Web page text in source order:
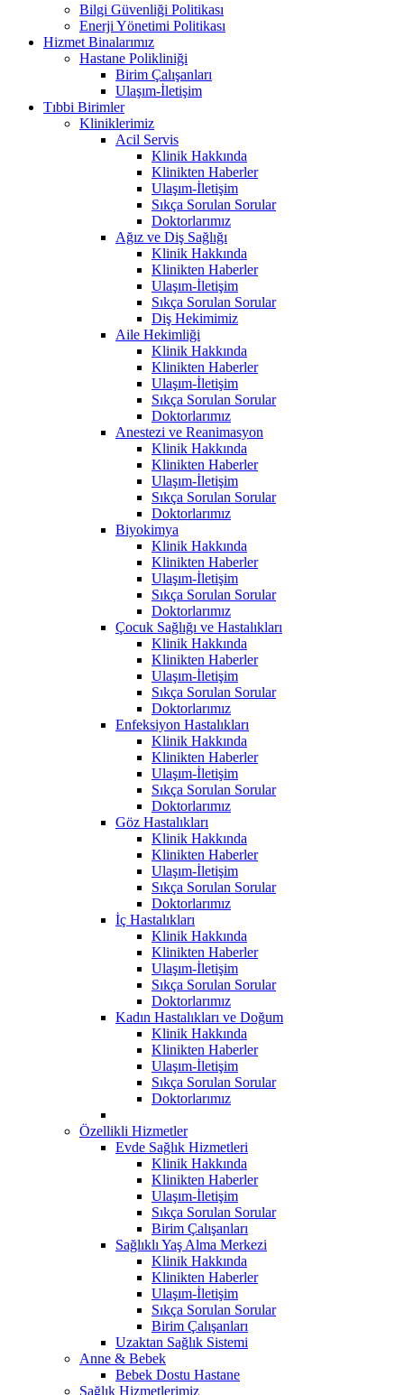
Bilgi Güvenliği Politikası
Enerji Yönetimi Politikası
Hizmet Binalarımız
Hastane Polikliniği
Birim Çalışanları
Ulaşım-İletişim
Tıbbi Birimler
Kliniklerimiz
Acil Servis
Klinik Hakkında
Klinikten Haberler
Ulaşım-İletişim
Sıkça Sorulan Sorular
Doktorlarımız
Ağız ve Diş Sağlığı
Klinik Hakkında
Klinikten Haberler
Ulaşım-İletişim
Sıkça Sorulan Sorular
Diş Hekimimiz
Aile Hekimliği
Klinik Hakkında
Klinikten Haberler
Ulaşım-İletişim
Sıkça Sorulan Sorular
Doktorlarımız
Anestezi ve Reanimasyon
Klinik Hakkında
Klinikten Haberler
Ulaşım-İletişim
Sıkça Sorulan Sorular
Doktorlarımız
Biyokimya
Klinik Hakkında
Klinikten Haberler
Ulaşım-İletişim
Sıkça Sorulan Sorular
Doktorlarımız
Çocuk Sağlığı ve Hastalıkları
Klinik Hakkında
Klinikten Haberler
Ulaşım-İletişim
Sıkça Sorulan Sorular
Doktorlarımız
Enfeksiyon Hastalıkları
Klinik Hakkında
Klinikten Haberler
Ulaşım-İletişim
Sıkça Sorulan Sorular
Doktorlarımız
Göz Hastalıkları
Klinik Hakkında
Klinikten Haberler
Ulaşım-İletişim
Sıkça Sorulan Sorular
Doktorlarımız
İç Hastalıkları
Klinik Hakkında
Klinikten Haberler
Ulaşım-İletişim
Sıkça Sorulan Sorular
Doktorlarımız
Kadın Hastalıkları ve Doğum
Klinik Hakkında
Klinikten Haberler
Ulaşım-İletişim
Sıkça Sorulan Sorular
Doktorlarımız
Özellikli Hizmetler
Evde Sağlık Hizmetleri
Klinik Hakkında
Klinikten Haberler
Ulaşım-İletişim
Sıkça Sorulan Sorular
Birim Çalışanları
Sağlıklı Yaş Alma Merkezi
Klinik Hakkında
Klinikten Haberler
Ulaşım-İletişim
Sıkça Sorulan Sorular
Birim Çalışanları
Uzaktan Sağlık Sistemi
Anne & Bebek
Bebek Dostu Hastane
Sağlık Hizmetlerimiz